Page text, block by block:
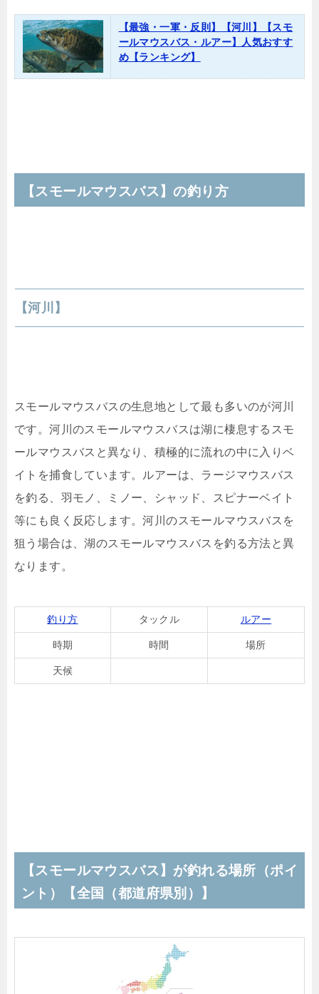
【最強・一軍・反則】【河川】【スモ
ールマウスバス・ルアー】人気おすす
め【ランキング】
【スモールマウスバス】の釣り方
【河川】
スモールマウスバスの生息地として最も多いのが河川
です。河川のスモールマウスバスは湖に棲息するスモ
ールマウスバスと異なり、積極的に流れの中に入りベ
イトを捕食しています。ルアーは、ラージマウスバス
を釣る、羽モノ、ミノー、シャッド、スピナーベイト
等にも良く反応します。河川のスモールマウスバスを
狙う場合は、湖のスモールマウスバスを釣る方法と異
なります。
釣り方 タックル ルアー
時期 時間 場所
天候
【スモールマウスバス】が釣れる場所（ポイ
ント）【全国（都道府県別）】